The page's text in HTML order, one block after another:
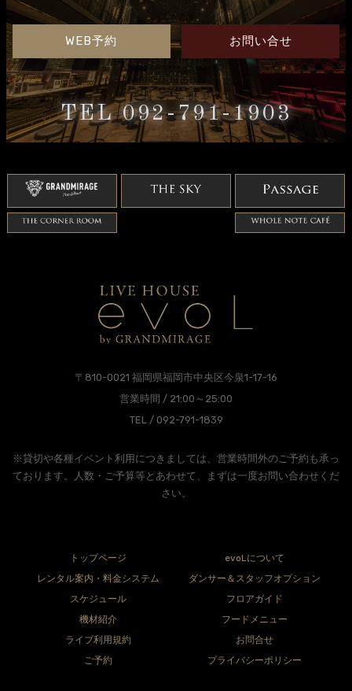
WEB予約 お問い合せ
TEL 092-791-1903
〒810-0021 福岡県福岡市中央区今泉1-17-16
営業時間 / 21:00～25:00
TEL / 092-791-1839
※貸切や各種イベント利用につきましては、営業時間外のご予約も承っ
ております。人数・ご予算等とあわせて、まずは一度お問い合わせくだ
さい。
トップページ
evoLについて
レンタル案内・料金システム
ダンサー＆スタッフオプション
スケジュール
フロアガイド
機材紹介
フードメニュー
ライブ利用規約
お問合せ
ご予約
プライバシーポリシー